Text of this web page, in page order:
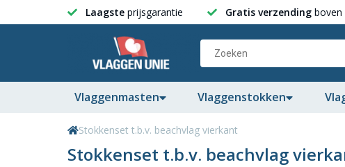
Laagste prijsgarantie Gratis verzending boven
Vlaggenmasten Vlaggenstokken
Stokkenset t.b.v. beachvlag vierkant
Stokkenset t.b.v. beachvlag